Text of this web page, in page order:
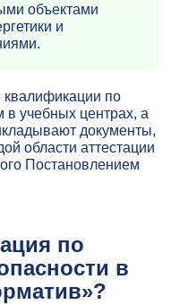
объектами
и
по
учебных центрах, а
документы,
области аттестации
Постановлением
по
в